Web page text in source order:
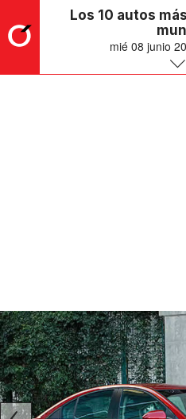
Los 10 autos
mié 08 junio